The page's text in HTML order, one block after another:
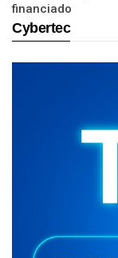
financiado
Cybertec